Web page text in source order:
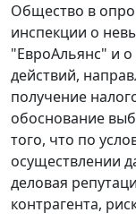
Общество в
инспекции о
"ЕвроАльянс" и
действий,
получение
обоснование
того, что по
осуществлении
деловая
контрагента,